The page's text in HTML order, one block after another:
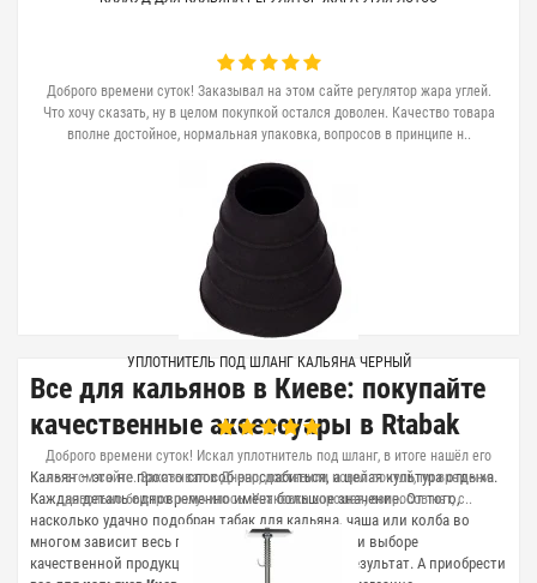
Доброго времени суток! Заказывал на этом сайте регулятор жара углей.
Что хочу сказать, ну в целом покупкой остался доволен. Качество товара
вполне достойное, нормальная упаковка, вопросов в принципе н..
УПЛОТНИТЕЛЬ ПОД ШЛАНГ КАЛЬЯНА ЧЕРНЫЙ
Доброго времени суток! Искал уплотнитель под шланг, в итоге нашёл его
на этом сайте. Заказывал в Днепр, доставили новой почтой, по времени
довольно быстро получилось. Упаковка хорошая, вопросов нет, с..
Все для кальянов в Киеве: покупайте
качественные аксессуары в Rtabak
Кальян – это не просто способ расслабиться, а целая культура отдыха.
Каждая деталь одновременно имеет большое значение. От того,
насколько удачно подобран табак для кальяна, чаша или колба во
многом зависит весь процесс курения. Только при выборе
качественной продукции обеспечен желаемый результат. А приобрести